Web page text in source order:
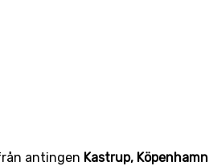
antingen Kastrup, Köpenhamn